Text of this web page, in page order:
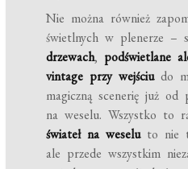
Nie można również
świetlnych w plenerze –
drzewach, podświetlane
vintage przy wejściudo
magiczną scenerię już
na weselu. Wszystko to
świateł na weseluto nie
ale przede wszystkim